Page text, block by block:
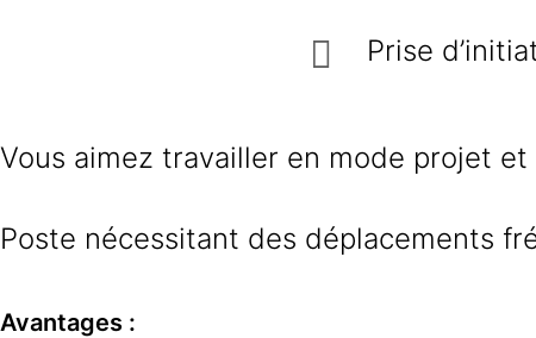
Prise
Vous aimez travailler en mode projet
Poste nécessitant des déplacements
Avantages :